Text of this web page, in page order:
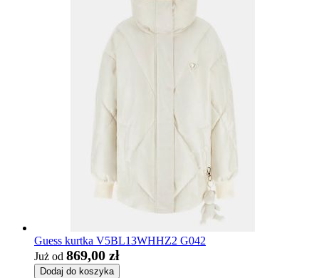
Guess kurtka V5BL13WHHZ2 G042
Już od 869,00 zł
Dodaj do koszyka